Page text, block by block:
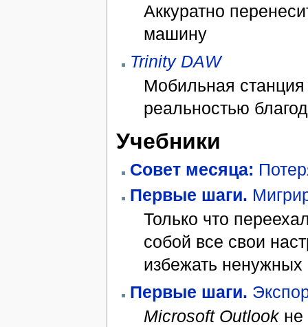
Аккуратно
машину
Trinity DAW
Мобильная
реальностью
Учебники
Совет месяца:
Первые шаги.
Только что
собой все свои
избежать
Первые шаги.
Microsoft Outlookне